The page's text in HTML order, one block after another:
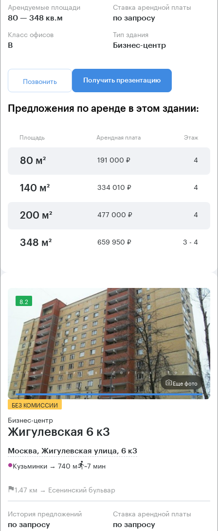
Арендуемые площади
80 — 348 кв.м
Ставка арендной платы
по запросу
Класс офисов
B
Тип здания
Бизнес-центр
Позвонить Получить презентацию
Предложения по аренде в этом здании:
Площадь Арендная плата Этаж
80 м² 191 000 ₽ 4
140 м² 334 010 ₽ 4
200 м² 477 000 ₽ 4
348 м² 659 950 ₽ 3 - 4
8.2
Еще фото
БЕЗ КОМИССИИ
Бизнес-центр
Жигулевская 6 к3
Москва, Жигулевская улица, 6 к3
Кузьминки → 740 м ~7 мин
1.47 км → Есенинский бульвар
История предложений
по запросу
Ставка арендной платы
по запросу